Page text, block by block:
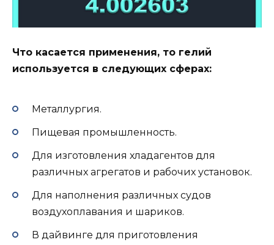
Что касается применения, то гелий
используется в следующих сферах:
Металлургия.
Пищевая промышленность.
Для изготовления хладагентов для
различных агрегатов и рабочих установок.
Для наполнения различных судов
воздухоплавания и шариков.
В дайвинге для приготовления